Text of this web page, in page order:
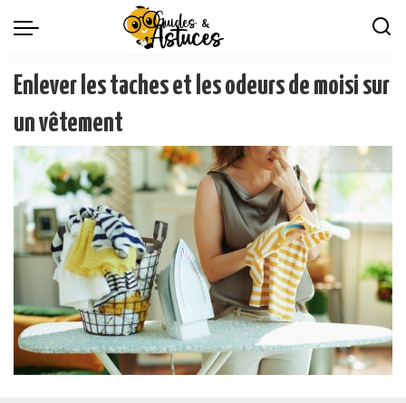
Enlever les taches et les odeurs de moisi sur
un vêtement